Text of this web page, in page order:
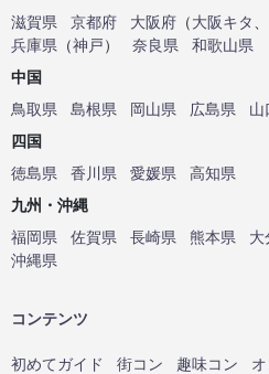
滋賀県
京都府 大阪府 （大阪キタ
兵庫県 （神戸） 奈良県
和歌山県
中国
鳥取県
島根県 岡山県 広島県
山
四国
徳島県
香川県 愛媛県
高知県
九州・沖縄
福岡県
佐賀県 長崎県 熊本県 大
沖縄県
コンテンツ
初めてガイド 街コン 趣味コン